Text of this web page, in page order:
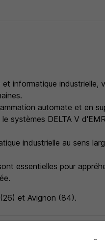
informatique industrielle,
automate et en
systèmes DELTA V
industrielle au sens
essentielles pour
et Avignon (84).